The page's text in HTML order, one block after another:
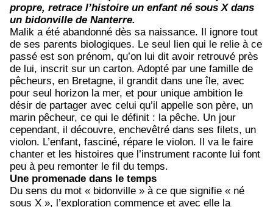
propre, retrace l’histoire un enfant né sous X dans
un bidonville de Nanterre.
Malik a été abandonné dès sa naissance. Il ignore tout
de ses parents biologiques. Le seul lien qui le relie à ce
passé est son prénom, qu’on lui dit avoir retrouvé près
de lui, inscrit sur un carton. Adopté par une famille de
pêcheurs, en Bretagne, il grandit dans une île, avec
pour seul horizon la mer, et pour unique ambition le
désir de partager avec celui qu’il appelle son père, un
marin pêcheur, ce qui le définit : la pêche. Un jour
cependant, il découvre, enchevêtré dans ses filets, un
violon. L’enfant, fasciné, répare le violon. Il va le faire
chanter et les histoires que l’instrument raconte lui font
peu à peu remonter le fil du temps.
Une promenade dans le temps
Du sens du mot « bidonville » à ce que signifie « né
sous X », l’exploration commence et avec elle la